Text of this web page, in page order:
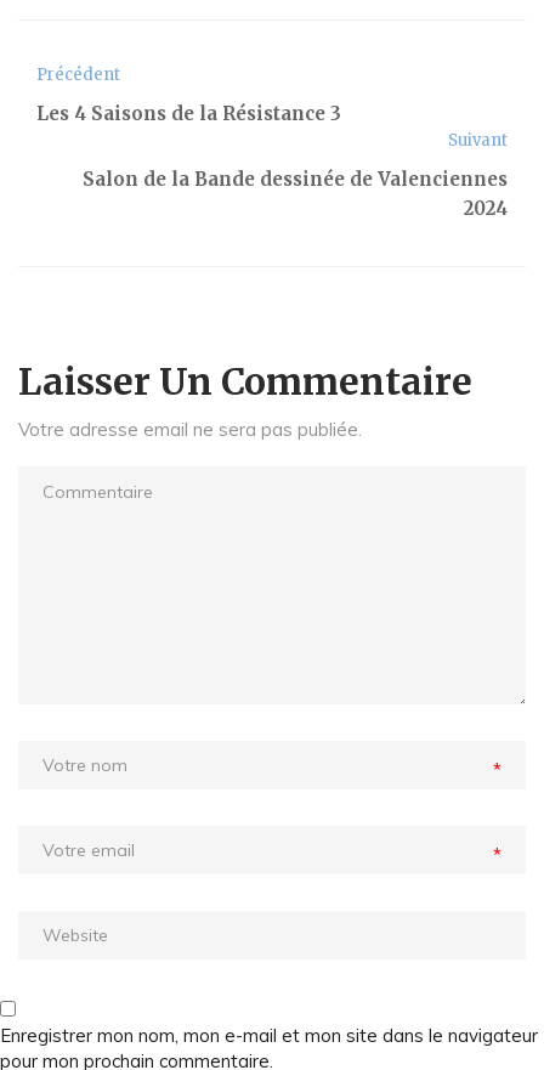
Précédent
Les 4 Saisons de la Résistance 3
Suivant
Salon de la Bande dessinée de Valenciennes
2024
Laisser Un Commentaire
Votre adresse email ne sera pas publiée.
*
*
Enregistrer mon nom, mon e-mail et mon site dans le navigateur
pour mon prochain commentaire.